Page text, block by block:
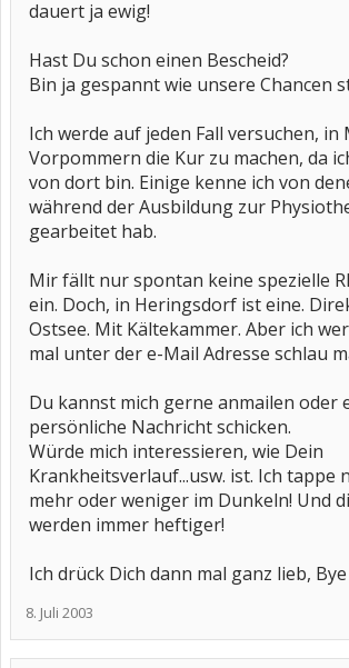
dauert ja ewig!
Hast Du schon einen Bescheid?
Bin ja gespannt wie unsere Chancen
Ich werde auf jeden Fall versuchen,
Vorpommern die Kur zu machen, da
von dort bin. Einige kenne ich von
während der Ausbildung zur
gearbeitet hab.
Mir fällt nur spontan keine spezielle
ein. Doch, in Heringsdorf ist eine.
Ostsee. Mit Kältekammer. Aber ich
mal unter der e-Mail Adresse schlau
Du kannst mich gerne anmailen oder
persönliche Nachricht schicken.
Würde mich interessieren, wie Dein
Krankheitsverlauf...usw. ist. Ich tappe
mehr oder weniger im Dunkeln! Und
werden immer heftiger!
Ich drück Dich dann mal ganz lieb,
8. Juli 2003